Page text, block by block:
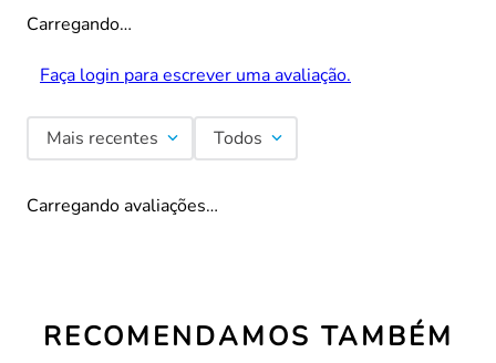
Carregando…
Faça login para escrever uma avaliação.
Mais recentes Todos
Carregando avaliações…
RECOMENDAMOS TAMBÉM